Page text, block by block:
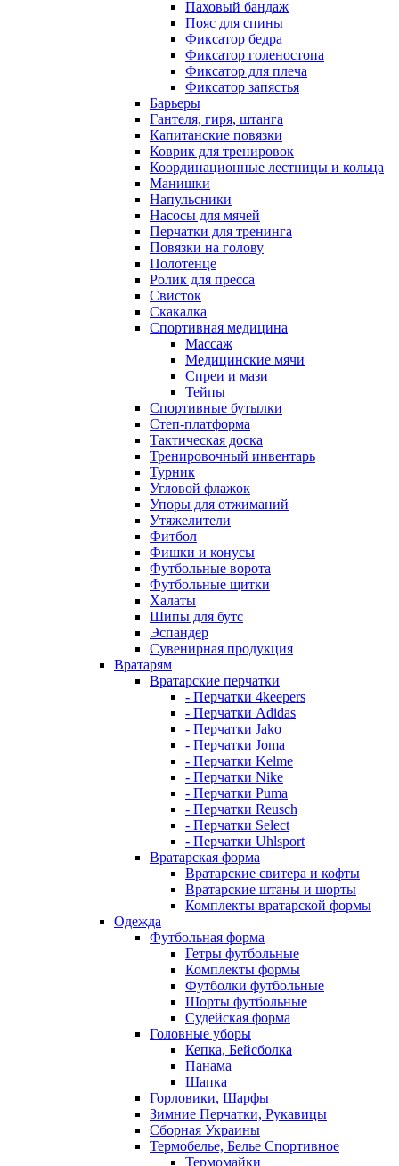
Паховый бандаж
Пояс для спины
Фиксатор бедра
Фиксатор голеностопа
Фиксатор для плеча
Фиксатор запястья
Барьеры
Гантеля, гиря, штанга
Капитанские повязки
Коврик для тренировок
Координационные лестницы и кольца
Манишки
Напульсники
Насосы для мячей
Перчатки для тренинга
Повязки на голову
Полотенце
Ролик для пресса
Свисток
Скакалка
Спортивная медицина
Массаж
Медицинские мячи
Спреи и мази
Тейпы
Спортивные бутылки
Степ-платформа
Тактическая доска
Тренировочный инвентарь
Турник
Угловой флажок
Упоры для отжиманий
Утяжелители
Фитбол
Фишки и конусы
Футбольные ворота
Футбольные щитки
Халаты
Шипы для бутс
Эспандер
Сувенирная продукция
Вратарям
Вратарские перчатки
- Перчатки 4keepers
- Перчатки Adidas
- Перчатки Jako
- Перчатки Joma
- Перчатки Kelme
- Перчатки Nike
- Перчатки Puma
- Перчатки Reusch
- Перчатки Select
- Перчатки Uhlsport
Вратарская форма
Вратарские свитера и кофты
Вратарские штаны и шорты
Комплекты вратарской формы
Одежда
Футбольная форма
Гетры футбольные
Комплекты формы
Футболки футбольные
Шорты футбольные
Судейская форма
Головные уборы
Кепка, Бейсболка
Панама
Шапка
Горловики, Шарфы
Зимние Перчатки, Рукавицы
Сборная Украины
Термобелье, Белье Спортивное
Термомайки